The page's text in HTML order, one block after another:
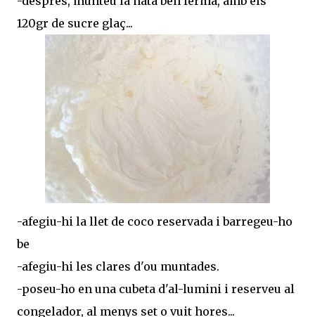
120gr de sucre glaç...
-afegiu-hi la llet de coco reservada i barregeu-ho
be
-afegiu-hi les clares d'ou muntades.
-poseu-ho en una cubeta d'al-lumini i reserveu al
congelador, al menys set o vuit hores...